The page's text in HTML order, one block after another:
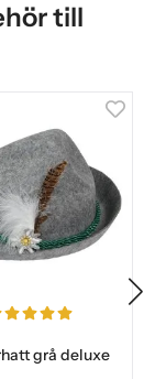
till
grå deluxe